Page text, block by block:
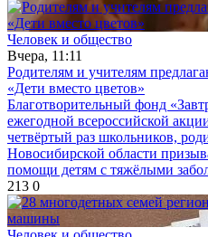
Человек и общество
Вчера, 11:11
Родителям и учителям
«Дети вместо цветов»
Благотворительный фонд
ежегодной всероссийской
четвёртый раз школьников,
Новосибирской области
помощи детям с тяжёлыми
213 0